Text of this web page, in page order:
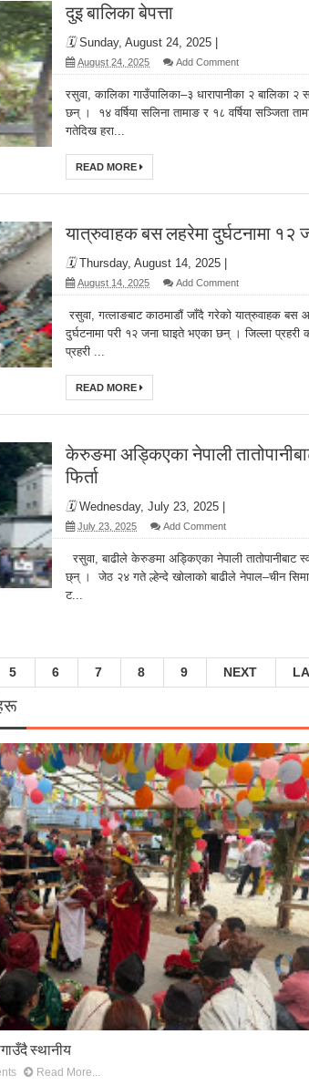
दुइ बालिका बेपत्ता
🗓️ Sunday, August 24, 2025
August 24, 2025 Add Comment
रसुवा, कालिका गाउँपालिका–३ धारापानीका २ बालिका २
छन् । १४ वर्षिया सलिना तामाङ र १८ वर्षिया सञ्जिता
गतेदिख हरा...
READ MORE
यात्रुवाहक बस लहरेमा दुर्घटनामा १२
🗓️ Thursday, August 14, 2025
August 14, 2025 Add Comment
रसुवा, गत्लाङबाट काठमाडौं जाँदै गरेको यात्रुवाहक बस
दुर्घटनामा परी १२ जना घाइते भएका छन् । जिल्ला प्रहरी
प्रहरी ...
READ MORE
केरुङमा अड्किएका नेपाली
फिर्ता
🗓️ Wednesday, July 23, 2025
July 23, 2025 Add Comment
रसुवा, बाढीले केरुङमा अड्किएका नेपाली तातोपानीबाट
छ्न् । जेठ २४ गते ल्हेन्दे खोलाको बाढीले नेपाल–चीन
ट...
5 6 7 8 9 NEXT
स्थानीय
Read More...